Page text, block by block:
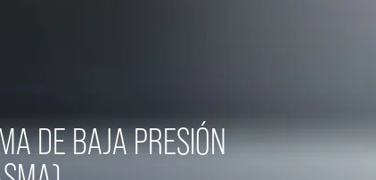
DE BAJA PRESIÓN